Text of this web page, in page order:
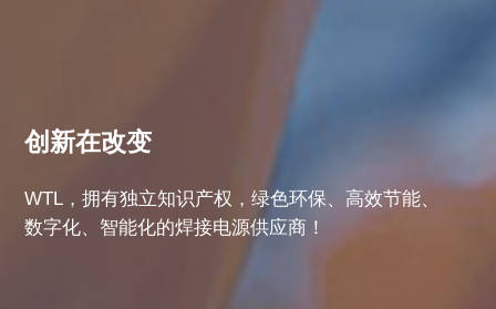
创新在改变
WTL，拥有独立知识产权，绿色环保、高效节能、
数字化、智能化的焊接电源供应商！